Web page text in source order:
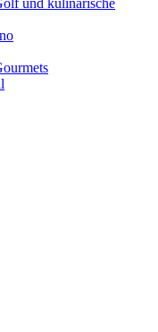
und kulinarische